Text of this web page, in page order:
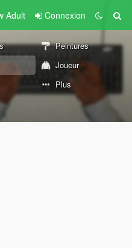
Adult Connexion
Peintures
Joueur
Plus